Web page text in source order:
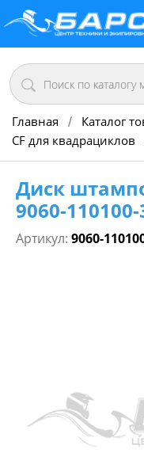
Главная / Каталог
CF для квадрациклов
Диск
9060-
Артикул: 9060-